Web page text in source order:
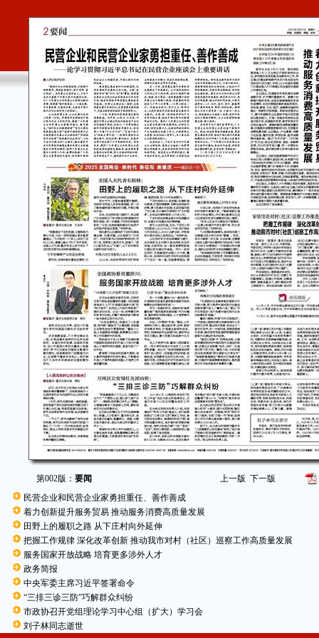
第002版：要闻 上一版 下一版
民营企业和民营企业家勇担重任、善作善成
着力创新提升服务贸易 推动服务消费高质量发展
田野上的履职之路 从下庄村向外延伸
把握工作规律 深化改革创新 推动我市对村（社区）巡察工作高质量发展
服务国家开放战略 培育更多涉外人才
政务简报
中央军委主席习近平签署命令
“三排三诊三防”巧解群众纠纷
市政协召开党组理论学习中心组（扩大）学习会
刘子林同志逝世